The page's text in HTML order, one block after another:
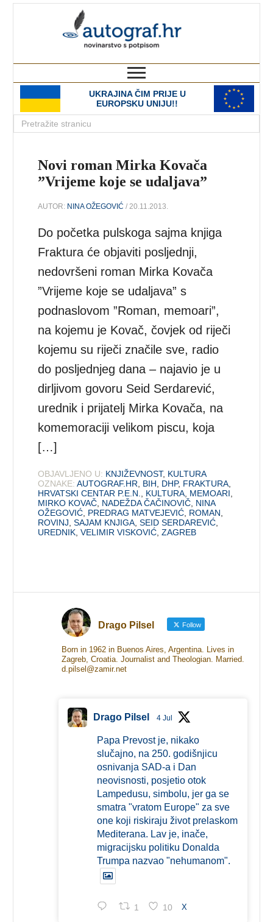
UKRAJINA ČIM PRIJE U
EUROPSKU UNIJU!!
Novi roman Mirka Kovača
”Vrijeme koje se udaljava”
AUTOR: NINA OŽEGOVIĆ / 20.11.2013.
Do početka pulskoga sajma knjiga
Fraktura će objaviti posljednji,
nedovršeni roman Mirka Kovača
”Vrijeme koje se udaljava” s
podnaslovom ”Roman, memoari”,
na kojemu je Kovač, čovjek od riječi
kojemu su riječi značile sve, radio
do posljednjeg dana – najavio je u
dirljivom govoru Seid Serdarević,
urednik i prijatelj Mirka Kovača, na
komemoraciji velikom piscu, koja
[…]
OBJAVLJENO U: KNJIŽEVNOST, KULTURA
OZNAKE: AUTOGRAF.HR BIH DHP, FRAKTURA
HRVATSKI CENTAR P.E.N.
KULTURA MEMOARI
MIRKO KOVAČ NADEŽDA ČAČINOVIČ NINA
OŽEGOVIĆ PREDRAG MATVEJEVIĆ ROMAN
ROVINJ ,SAJAM KNJIGA ,SEID SERDAREVIĆ
UREDNIK ,VELIMIR VISKOVIĆ ,ZAGREB
Drago Pilsel Follow
Born in 1962 in Buenos Aires, Argentina. Lives in
Zagreb, Croatia. Journalist and Theologian. Married.
d.pilsel@zamir.net
Drago Pilsel 4 Jul
Papa Prevost je, nikako
slučajno, na 250. godišnjicu
osnivanja SAD-a i Dan
neovisnosti, posjetio otok
Lampedusu, simbolu, jer ga se
smatra "vratom Europe" za sve
one koji riskiraju život prelaskom
Mediterana. Lav je, inače,
migracijsku politiku Donalda
Trumpa nazvao "nehumanom".
1 10 X